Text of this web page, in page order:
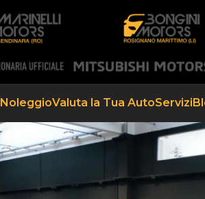
NoleggioValuta la Tua AutoServizi